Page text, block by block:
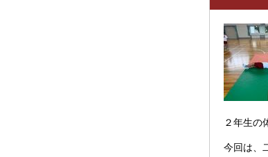
２年生の
今回は、